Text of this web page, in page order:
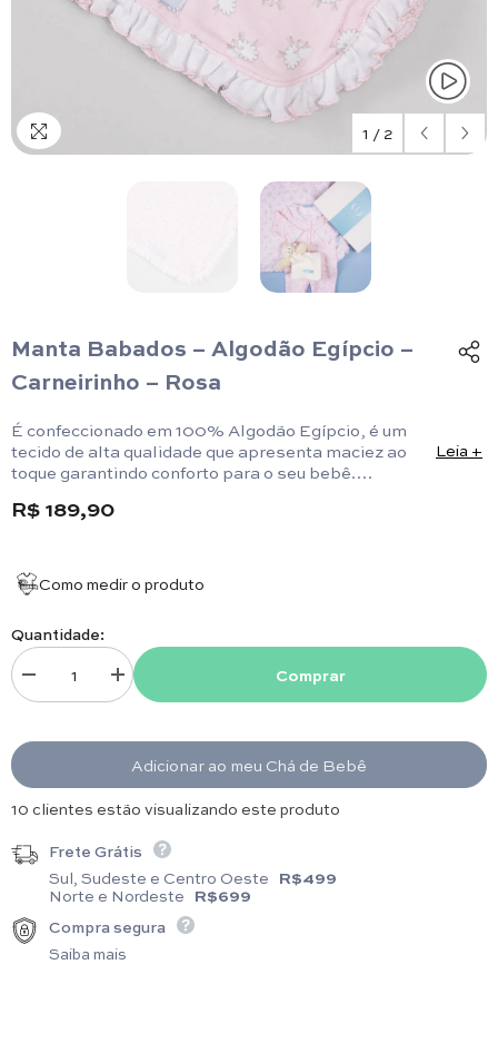
1 / 2
Manta Babados – Algodão Egípcio –
Carneirinho – Rosa
É confeccionado em 100% Algodão Egípcio, é um
tecido de alta qualidade que apresenta maciez ao
toque garantindo conforto para o seu bebê.
Tamanho da Peça: Comprimento 90 cm x Largura
Leia +
R$ 189,90
Como medir o produto
Quantidade:
Diminuir quantidade para Manta Babados – Algodão Egípcio –
Aumentar quantidade para Manta Babados – Algodão
Comprar
Adicionar ao meu Chá de Bebê
15 clientes estão visualizando este produto
Frete Grátis
Sul, Sudeste e Centro Oeste R$499
Norte e Nordeste R$699
Compra segura
Saiba mais